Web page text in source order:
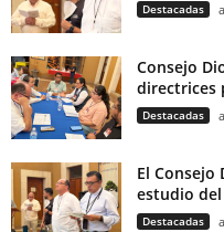
Destacadas
Consejo
directrices
Destacadas
El Consejo
estudio
Destacadas